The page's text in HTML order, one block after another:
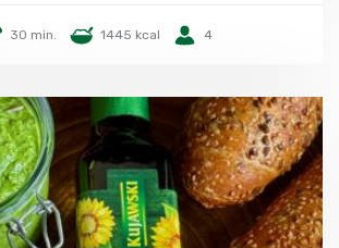
30 min. 1445 kcal 4